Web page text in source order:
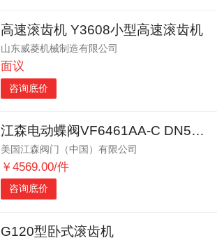
高速滚齿机 Y3608小型高速滚齿机
山东威菱机械制造有限公司
面议
咨询底价
江森电动蝶阀VF6461AA-C DN50开关型
美国江森阀门（中国）有限公司
￥4569.00/件
咨询底价
G120型卧式滚齿机